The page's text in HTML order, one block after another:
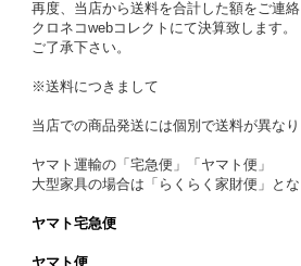
再度、当店から送料を合計した額をご連絡
クロネコwebコレクトにて決算致します。
ご了承下さい。
※送料につきまして
当店での商品発送には個別で送料が異なり
ヤマト運輸の「宅急便」「ヤマト便」
大型家具の場合は「らくらく家財便」とな
ヤマト宅急便
ヤマト便